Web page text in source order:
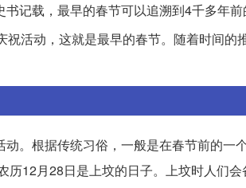
记载，最早的春节可以追溯到4千多年前
活动，这就是最早的春节。随着时间
。根据传统习俗，一般是在春节前的一
历12月28日是上坟的日子。上坟时人们